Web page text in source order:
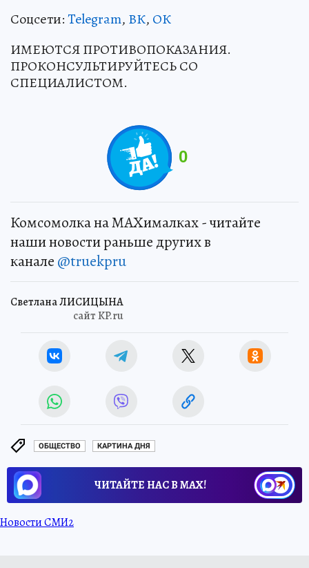
Соцсети:Telegram, ВК, ОК
ИМЕЮТСЯ ПРОТИВОПОКАЗАНИЯ.
ПРОКОНСУЛЬТИРУЙТЕСЬ СО
СПЕЦИАЛИСТОМ.
0
Комсомолка на MAXималках - читайте
наши новости раньше других в
канале @truekpru
Светлана ЛИСИЦЫНА
сайт KP.ru
ОБЩЕСТВО КАРТИНА ДНЯ
ЧИТАЙТЕ НАС В МАХ!
Новости СМИ2